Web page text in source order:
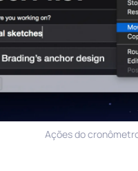
Ações do cronômetro